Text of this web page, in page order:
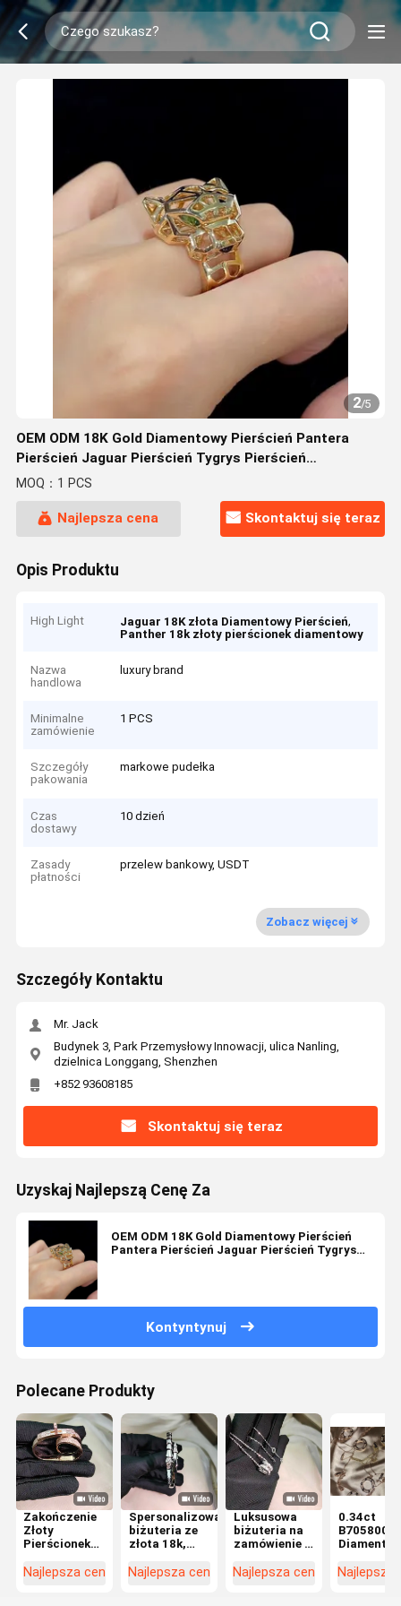
2/5
OEM ODM 18K Gold Diamentowy Pierścień Pantera
Pierścień Jaguar Pierścień Tygrys Pierścień
niestandardowy
MOQ：1 PCS
Najlepsza cena Skontaktuj się teraz
Opis Produktu
High Light Jaguar 18K złota Diamentowy Pierścień,
Panther 18k złoty pierścionek diamentowy
Nazwa
handlowa
luxury brand
Minimalne
zamówienie
1 PCS
Szczegóły
pakowania
markowe pudełka
Czas
dostawy
10 dzień
Zasady
płatności
przelew bankowy, USDT
Zobacz więcej
Szczegóły Kontaktu
Mr. Jack
Budynek 3, Park Przemysłowy Innowacji, ulica Nanling,
dzielnica Longgang, Shenzhen
+852 93608185
Skontaktuj się teraz
Uzyskaj Najlepszą Cenę Za
OEM ODM 18K Gold Diamentowy Pierścień
Pantera Pierścień Jaguar Pierścień Tygrys
Kontyntynuj
Polecane Produkty
Zakończenie
Złoty
Pierścionek
Pierścionek
Najlepsza cena
Spersonalizowana
biżuteria ze
złota 18k,
klasy, z
Najlepsza cena
Luksusowa
biżuteria na
zamówienie z
wysokiej
Najlepsza cena
0.34ct
B7058000
18k Biały
Najlepsza